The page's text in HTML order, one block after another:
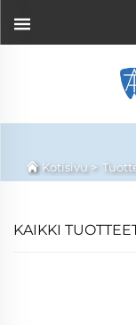
Kotisivu>
KAIKKI